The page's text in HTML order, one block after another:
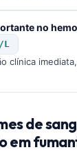
no
clínica
de
em